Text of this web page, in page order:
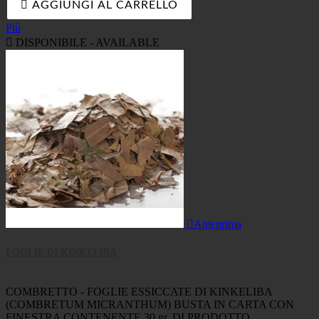
AGGIUNGI AL CARRELLO
Più
 DISPONIBILE - AVAILABLE
Anteprima
COMBRETTO - FOGLIE ESSICCATE DI KINKELIBA
(COMBRETUM MICRANTHUM) BUSTA IN CARTA CON